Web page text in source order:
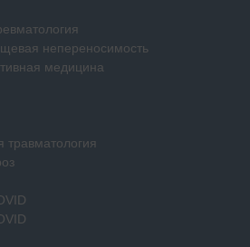
непереносимость
медицина
травматология